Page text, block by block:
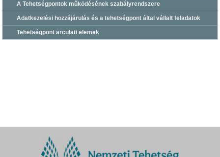
A Tehetségpontok működésének szabályrendszere
Adatkezelési hozzájárulás és a tehetségpont által vállalt feladatok
Tehetségpont arculati elemek